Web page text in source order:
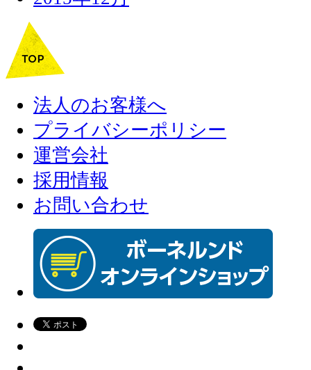
法人のお客様へ
プライバシーポリシー
運営会社
採用情報
お問い合わせ